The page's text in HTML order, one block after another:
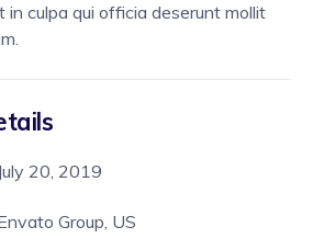
in culpa qui officia deserunt mollit
July 20, 2019
Group, US